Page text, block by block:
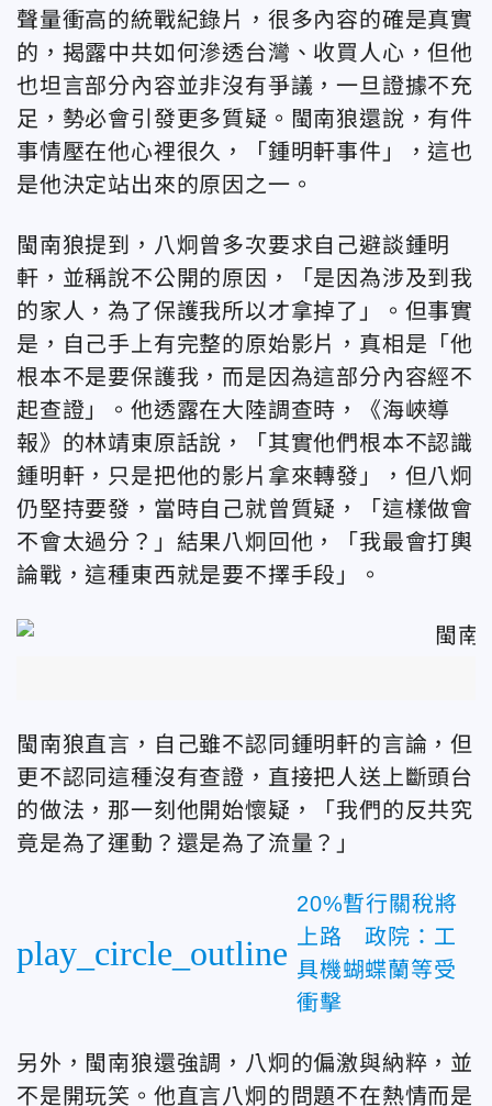
聲量衝高的統戰紀錄片，很多內容的確是真實
的，揭露中共如何滲透台灣、收買人心，但他
也坦言部分內容並非沒有爭議，一旦證據不充
足，勢必會引發更多質疑。閩南狼還說，有件
事情壓在他心裡很久，「鍾明軒事件」，這也
是他決定站出來的原因之一。
閩南狼提到，八炯曾多次要求自己避談鍾明
軒，並稱說不公開的原因，「是因為涉及到我
的家人，為了保護我所以才拿掉了」。但事實
是，自己手上有完整的原始影片，真相是「他
根本不是要保護我，而是因為這部分內容經不
起查證」。他透露在大陸調查時，《海峽導
報》的林靖東原話說，「其實他們根本不認識
鍾明軒，只是把他的影片拿來轉發」，但八炯
仍堅持要發，當時自己就曾質疑，「這樣做會
不會太過分？」結果八炯回他，「我最會打輿
論戰，這種東西就是要不擇手段」。
閩南狼直言，自己雖不認同鍾明軒的言論，但
更不認同這種沒有查證，直接把人送上斷頭台
的做法，那一刻他開始懷疑，「我們的反共究
竟是為了運動？還是為了流量？」
play_circle_outline
20%暫行關稅將
上路 政院：工
具機蝴蝶蘭等受
衝擊
另外，閩南狼還強調，八炯的偏激與納粹，並
不是開玩笑。他直言八炯的問題不在熱情而是